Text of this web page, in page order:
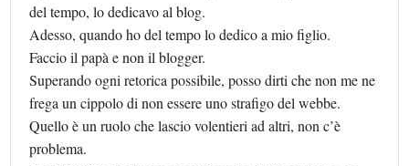
del tempo, lo dedicavo al blog.
Adesso, quando ho del tempo lo dedico a mio figlio.
Faccio il papà e non il blogger.
Superando ogni retorica possibile, posso dirti che non me ne
frega un cippolo di non essere uno strafigo del webbe.
Quello è un ruolo che lascio volentieri ad altri, non c’è
problema.